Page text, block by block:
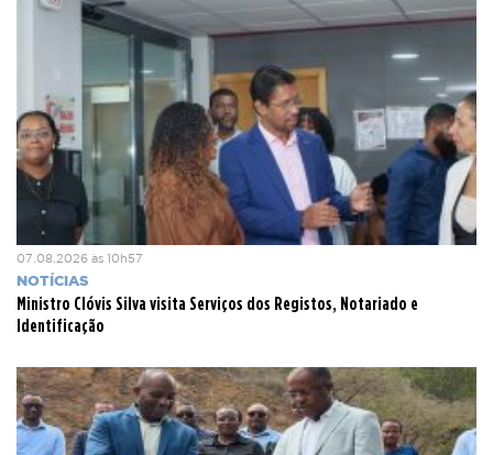
07.08.2026 às 10h57
NOTÍCIAS
Ministro Clóvis Silva visita Serviços dos Registos, Notariado e
Identificação